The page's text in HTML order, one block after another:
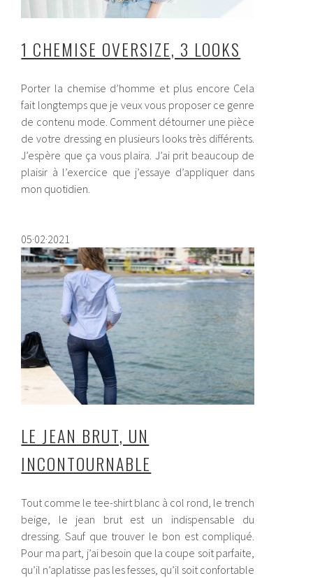
1 CHEMISE OVERSIZE, 3 LOOKS
Porter la chemise d’homme et plus encore Cela
fait longtemps que je veux vous proposer ce genre
de contenu mode. Comment détourner une pièce
de votre dressing en plusieurs looks très différents.
J’espère que ça vous plaira. J’ai prit beaucoup de
plaisir à l’exercice que j’essaye d’appliquer dans
mon quotidien.
05·02·2021
LE JEAN BRUT, UN
INCONTOURNABLE
Tout comme le tee-shirt blanc à col rond, le trench
beige, le jean brut est un indispensable du
dressing. Sauf que trouver le bon est compliqué.
Pour ma part, j’ai besoin que la coupe soit parfaite,
qu’il n’aplatisse pas les fesses, qu’il soit confortable